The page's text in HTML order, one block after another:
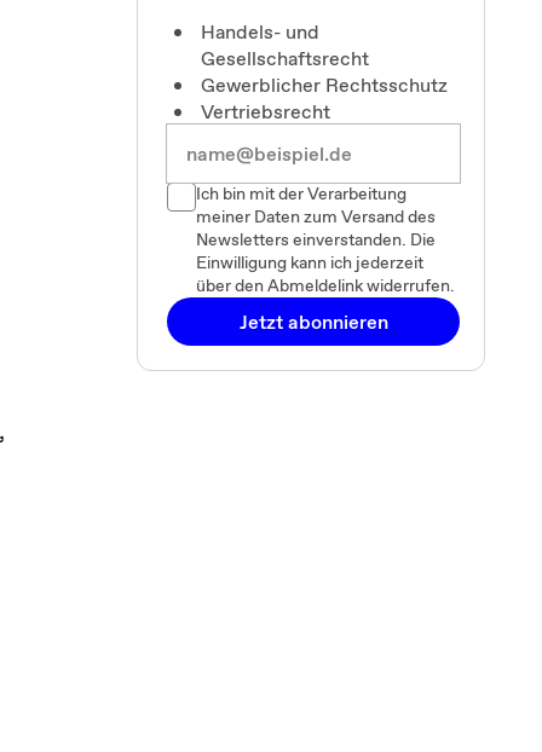
Handels- und
Gesellschaftsrecht
Gewerblicher Rechtsschutz
Vertriebsrecht
Ich bin mit der Verarbeitung
meiner Daten zum Versand des
Newsletters einverstanden. Die
Einwilligung kann ich jederzeit
über den Abmeldelink widerrufen.
Jetzt abonnieren